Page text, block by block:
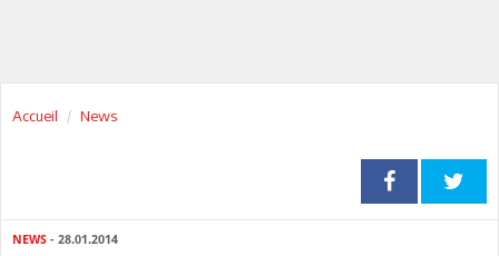
Accueil News
NEWS - 28.01.2014